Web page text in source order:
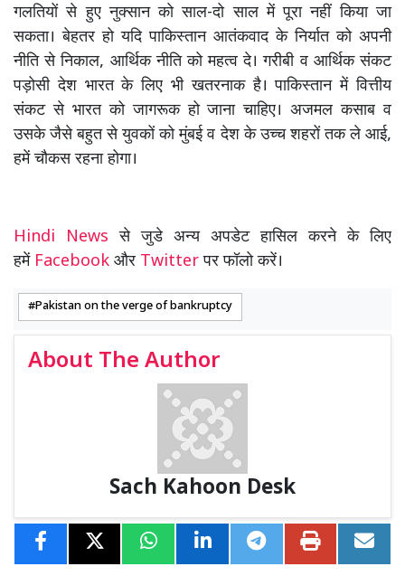
गलतियों से हुए नुक्सान को साल-दो साल में पूरा नहीं किया जा
सकता। बेहतर हो यदि पाकिस्तान आतंकवाद के निर्यात को अपनी
नीति से निकाल, आर्थिक नीति को महत्व दे। गरीबी व आर्थिक संकट
पड़ोसी देश भारत के लिए भी खतरनाक है। पाकिस्तान में वित्तीय
संकट से भारत को जागरूक हो जाना चाहिए। अजमल कसाब व
उसके जैसे बहुत से युवकों को मुंबई व देश के उच्च शहरों तक ले आई,
हमें चौकस रहना होगा।
Hindi Newsसे जुडे अन्य अपडेट हासिल करने के लिए
हमें Facebook और Twitterपर फॉलो करें।
Pakistan on the verge of bankruptcy
About The Author
Sach Kahoon Desk